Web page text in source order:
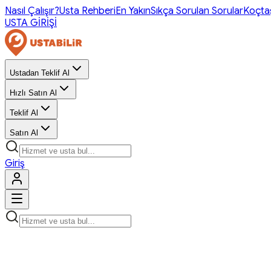
Nasıl Çalışır?Usta RehberiEn YakınSıkça Sorulan Sorular
USTA GİRİŞİ
Ustadan Teklif Al
Hızlı Satın Al
Teklif Al
Satın Al
Giriş